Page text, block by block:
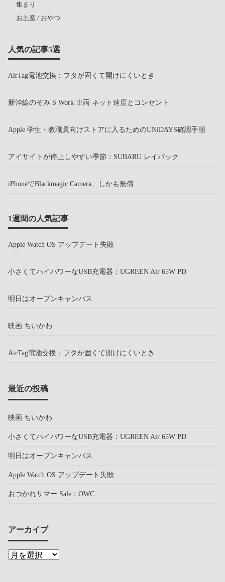
集まり
お土産 / おやつ
人気の記事5選
AirTag電池交換：フタが固くて開けにくいとき
新幹線のぞみ S Work 車両 ネット速度とコンセント
Apple 学生・教職員向けストアに入るためのUNiDAYS確認手順
アイサイトが停止しやすい季節：SUBARU レイバック
iPhoneでBlackmagic Camera、しかも無償
1週間の人気記事
Apple Watch OS アップデート失敗
小さくてハイパワーなUSB充電器：UGREEN Air 65W PD
明日はオープンキャンパス
映画 ちいかわ
AirTag電池交換：フタが固くて開けにくいとき
最近の投稿
映画 ちいかわ
小さくてハイパワーなUSB充電器：UGREEN Air 65W PD
明日はオープンキャンパス
Apple Watch OS アップデート失敗
おつかれサマー Sale：OWC
アーカイブ